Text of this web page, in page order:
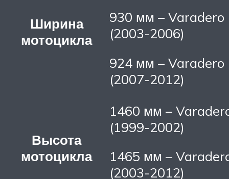
Ширина
мотоцикла
930 мм – Varadero
(2003-2006)
924 мм – Varadero
(2007-2012)
Высота
мотоцикла
1460 мм –
(1999-2002)
1465 мм –
(2003-2012)